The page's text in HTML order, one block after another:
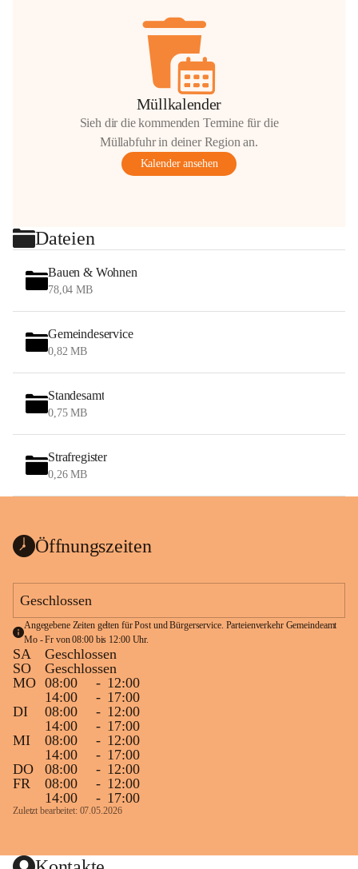
Müllkalender
Sieh dir die kommenden Termine für die
Müllabfuhr in deiner Region an.
Kalender ansehen
Dateien
Bauen & Wohnen
78,04 MB
Gemeindeservice
0,82 MB
Standesamt
0,75 MB
Strafregister
0,26 MB
Öffnungszeiten
Geschlossen
Angegebene Zeiten gelten für Post und Bürgerservice. Parteienverkehr Gemeindeamt
Mo - Fr von 08:00 bis 12:00 Uhr.
SA
Geschlossen
SO
Geschlossen
MO 08:00 - 12:00
14:00
- 17:00
DI
08:00 - 12:00
14:00
- 17:00
MI
08:00 - 12:00
14:00
- 17:00
DO
08:00 - 12:00
FR
08:00 - 12:00
14:00
- 17:00
Zuletzt bearbeitet: 07.05.2026